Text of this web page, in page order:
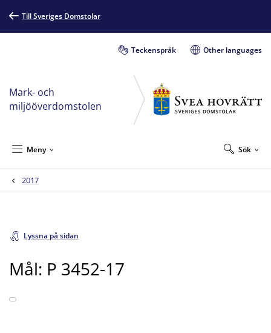
Till Sveriges Domstolar
Teckenspråk Other languages
Mark- och
miljööverdomstolen
Sök
Meny
2017
Lyssna på sidan
Mål: P 3452-17